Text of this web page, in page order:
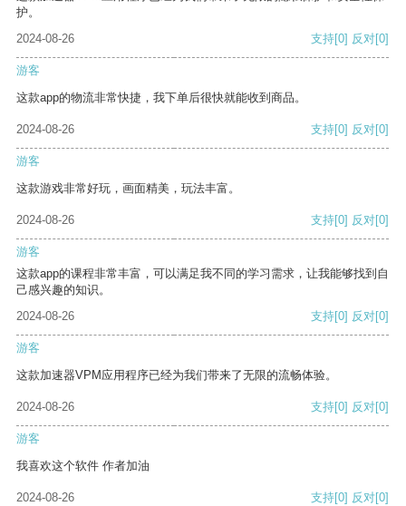
护。
2024-08-26
支持[0] 反对[0]
游客
这款app的物流非常快捷，我下单后很快就能收到商品。
2024-08-26 支持[0] 反对[0]
游客
这款游戏非常好玩，画面精美，玩法丰富。
2024-08-26 支持[0] 反对[0]
游客
这款app的课程非常丰富，可以满足我不同的学习需求，让我能够找到自
己感兴趣的知识。
2024-08-26
支持[0] 反对[0]
游客
这款加速器VPM应用程序已经为我们带来了无限的流畅体验。
2024-08-26 支持[0] 反对[0]
游客
我喜欢这个软件 作者加油
2024-08-26 支持[0] 反对[0]